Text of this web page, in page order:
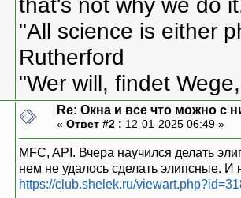
that's not why we do
"All science is either
Rutherford
"Wer will, findet
Re: Окна и все что можно с
« Ответ #2 : 12-01-2025 06:49 »
MFC, API. Вчера научился делать
нем не удалось сделать элипсные.
https://club.shelek.ru/